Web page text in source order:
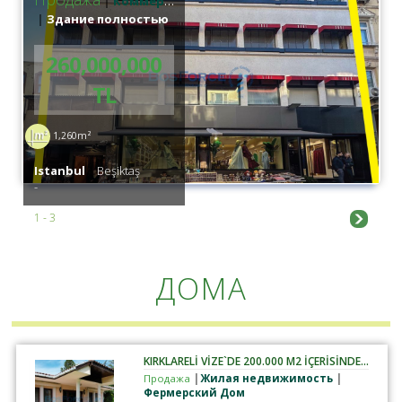
Здание полностью
260,000,000
TL
1,260m²
Istanbul
Beşiktaş
-
1 - 3
ДОМА
KIRKLARELİ VİZE`DE 200.000 M2 İÇERİSİNDE SATILIK ÇİFTLİK
Продажа
Жилая недвижимость
Фермерский Дом